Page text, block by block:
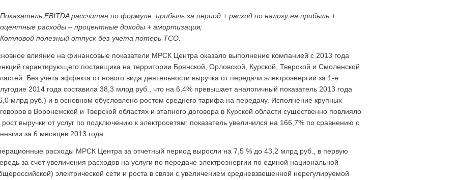
Показатель EBITDA рассчитан по формуле: прибыль за период + расход по налогу на прибыль +
расходы – процентные доходы + амортизация;
Котловой полезный отпуск без учета потерь ТСО.
влияние на финансовые показатели МРСК Центра оказало выполнение компанией с 2013 года
гарантирующего поставщика на территории Брянской, Орловской, Курской, Тверской и Смоленской
Без учета эффекта от нового вида деятельности выручка от передачи электроэнергии за 1-е
2014 года составила 38,3 млрд руб., что на 6,4% превышает аналогичный показатель 2013 года
млрд руб.) и в основном обусловлено ростом среднего тарифа на передачу. Исполнение крупных
в Воронежской и Тверской областях и этапного договора в Курской области существенно повлияло
рост выручки от услуг по подключению к электросетям: показатель увеличился на 166,7% по сравнению с
за 6 месяцев 2013 года.
расходы МРСК Центра за отчетный период выросли на 7,5 % до 43,2 млрд руб., в первую
за счет увеличения расходов на услуги по передаче электроэнергии по единой национальной
электрической сети и роста в связи с увеличением средневзвешенной нерегулируемой